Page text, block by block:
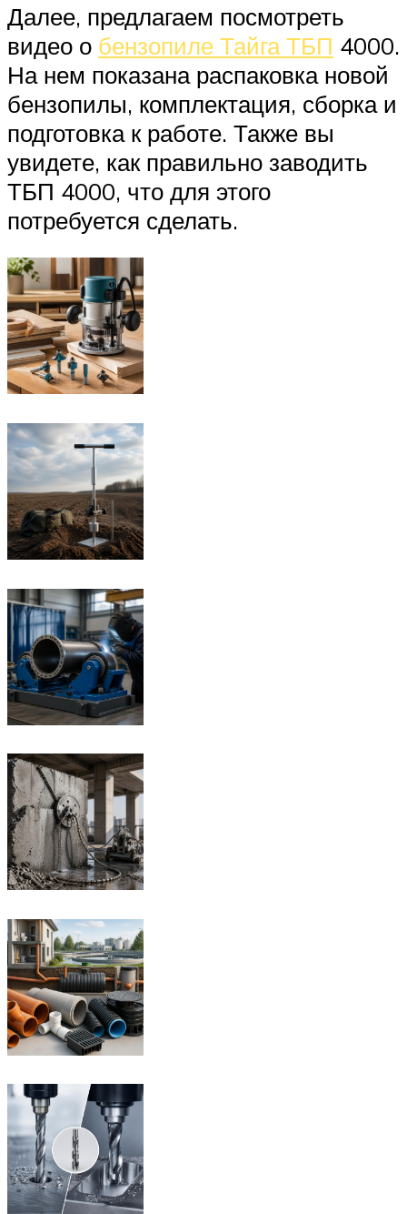
Далее, предлагаем посмотреть
видео о бензопиле Тайга ТБП 4000.
На нем показана распаковка новой
бензопилы, комплектация, сборка и
подготовка к работе. Также вы
увидете, как правильно заводить
ТБП 4000, что для этого
потребуется сделать.